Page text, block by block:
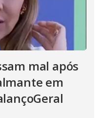
mal após
em